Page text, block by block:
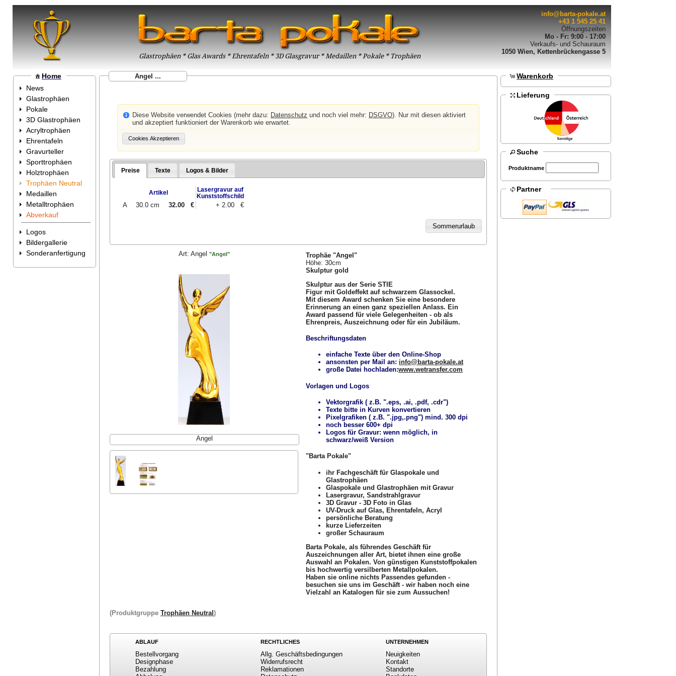
Glastrophäen * Glas Awards * Ehrentafeln * 3D Glasgravur * Medaillen * Pokale * Trophäen
info@barta-pokale.at
+43 1 545 25 41
Öffnungszeiten
Mo - Fr: 9:00 - 17:00
Verkaufs- und Schauraum
1050 Wien, Kettenbrückengasse 5
Home
News
Glastrophäen
Pokale
3D Glastrophäen
Acryltrophäen
Ehrentafeln
Gravurteller
Sporttrophäen
Holztrophäen
Trophäen Neutral
Medaillen
Metalltrophäen
Abverkauf
Logos
Bildergallerie
Sonderanfertigung
Angel ...
Diese Website verwendet Cookies (mehr dazu: Datenschutz und noch viel mehr: DSGVO). Nur mit diesen aktiviert
und akzeptiert funktioniert der Warenkorb wie erwartet.
Preise Texte Logos & Bilder
Artikel
Lasergravur auf
Kunststoffschild
A 30.0 cm 32.00 € + 2.00 €
Art: Angel "Angel"
Angel
Trophäe "Angel"
Höhe: 30cm
Skulptur gold
Skulptur aus der Serie STIE
Figur mit Goldeffekt auf schwarzem Glassockel.
Mit diesem Award schenken Sie eine besondere
Erinnerung an einen ganz speziellen Anlass. Ein
Award passend für viele Gelegenheiten - ob als
Ehrenpreis, Auszeichnung oder für ein Jubiläum.
Beschriftungsdaten
einfache Texte über den Online-Shop
ansonsten per Mail an: info@barta-pokale.at
große Datei hochladen:www.wetransfer.com
Vorlagen und Logos
Vektorgrafik ( z.B. ".eps, .ai, .pdf, .cdr")
Texte bitte in Kurven konvertieren
Pixelgrafiken ( z.B. ".jpg,.png") mind. 300 dpi
noch besser 600+ dpi
Logos für Gravur: wenn möglich, in
schwarz/weiß Version
"Barta Pokale"
ihr Fachgeschäft für Glaspokale und
Glastrophäen
Glaspokale und Glastrophäen mit Gravur
Lasergravur, Sandstrahlgravur
3D Gravur - 3D Foto in Glas
UV-Druck auf Glas, Ehrentafeln, Acryl
persönliche Beratung
kurze Lieferzeiten
großer Schauraum
Barta Pokale, als führendes Geschäft für
Auszeichnungen aller Art, bietet ihnen eine große
Auswahl an Pokalen. Von günstigen Kunststoffpokalen
bis hochwertig versilberten Metallpokalen.
Haben sie online nichts Passendes gefunden -
besuchen sie uns im Geschäft - wir haben noch eine
Vielzahl an Katalogen für sie zum Aussuchen!
(Produktgruppe Trophäen Neutral)
ABLAUF
Bestellvorgang
Designphase
Bezahlung
RECHTLICHES
Allg. Geschäftsbedingungen
Widerrufsrecht
Reklamationen
UNTERNEHMEN
Neuigkeiten
Kontakt
Standorte
Warenkorb
Lieferung
Suche
Produktname
Partner